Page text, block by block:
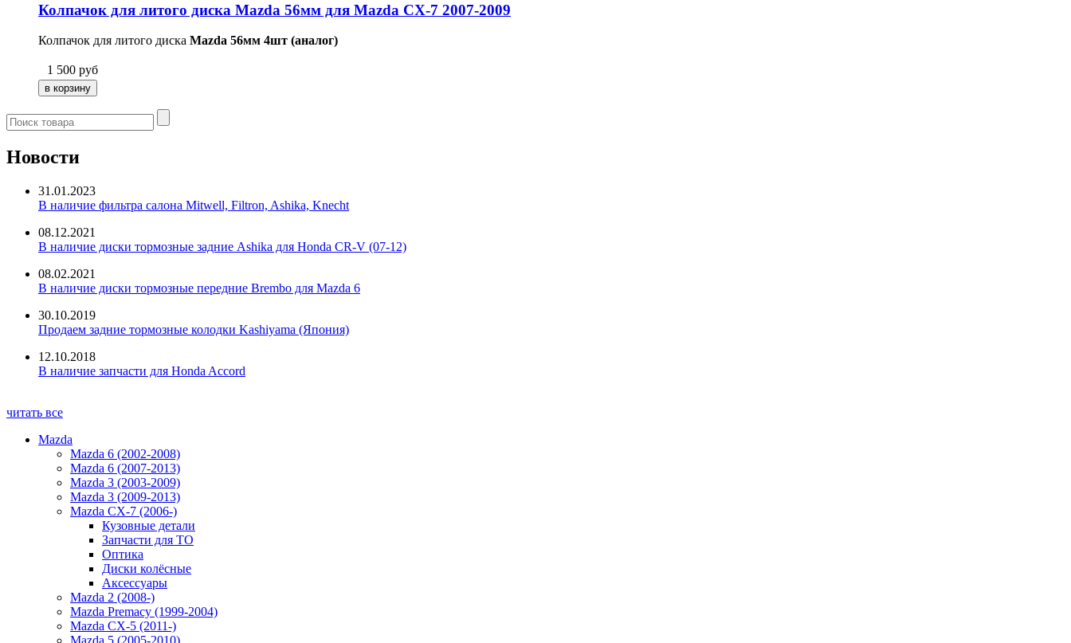
Колпачок для литого диска Mazda 56мм для Mazda CX-7 2007-2009
Колпачок для литого диска Mazda 56мм 4шт (аналог)
1 500 руб
Новости
31.01.2023
В наличие фильтра салона Mitwell, Filtron, Ashika, Knecht
08.12.2021
В наличие диски тормозные задние Ashika для Honda CR-V (07-12)
08.02.2021
В наличие диски тормозные передние Brembo для Mazda 6
30.10.2019
Продаем задние тормозные колодки Kashiyama (Япония)
12.10.2018
В наличие запчасти для Honda Accord
читать все
Mazda
Mazda 6 (2002-2008)
Mazda 6 (2007-2013)
Mazda 3 (2003-2009)
Mazda 3 (2009-2013)
Mazda CX-7 (2006-)
Кузовные детали
Запчасти для ТО
Оптика
Диски колёсные
Аксессуары
Mazda 2 (2008-)
Mazda Premacy (1999-2004)
Mazda CX-5 (2011-)